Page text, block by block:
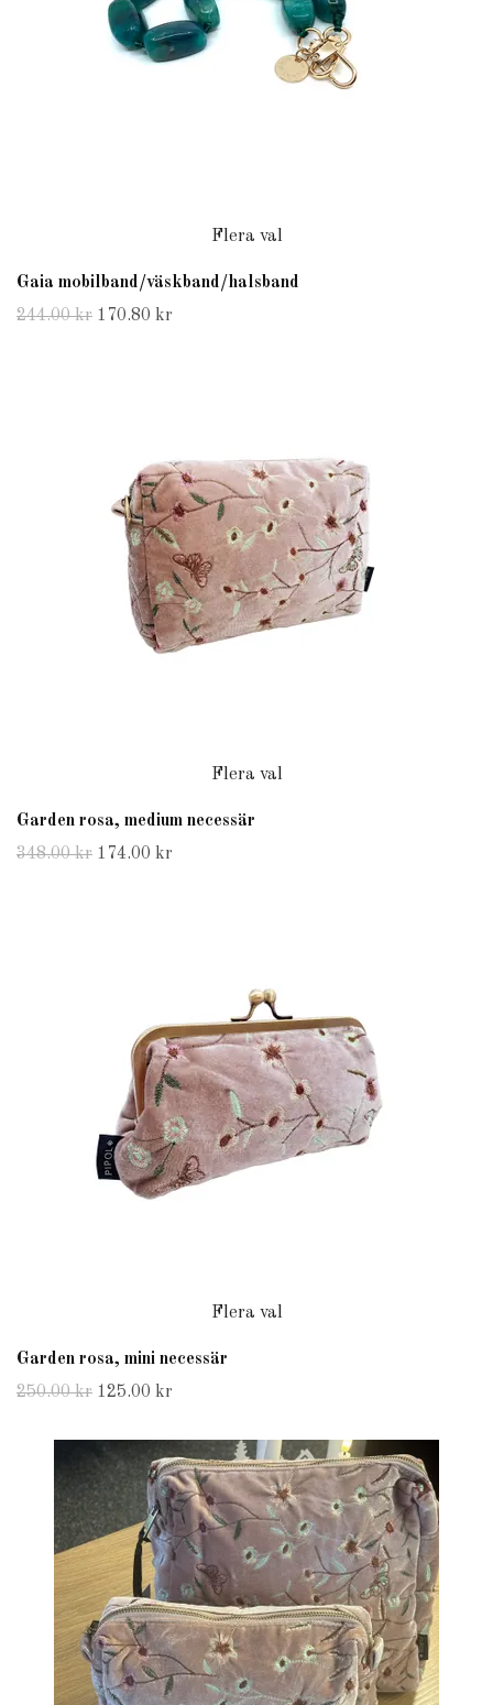
Flera val
Gaia mobilband/väskband/halsband
244.00 kr 170.80 kr
Flera val
Garden rosa, medium necessär
348.00 kr 174.00 kr
Flera val
Garden rosa, mini necessär
250.00 kr 125.00 kr